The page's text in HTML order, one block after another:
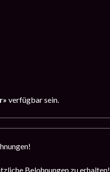
verfügbar sein.
Belohnungen zu erhalten!